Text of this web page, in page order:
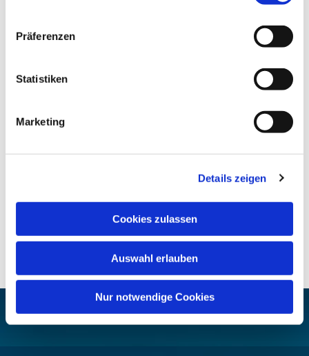
Präferenzen
Statistiken
Marketing
Details zeigen
Cookies zulassen
Auswahl erlauben
Nur notwendige Cookies